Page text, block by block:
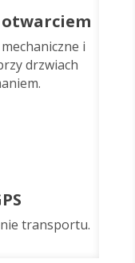
otwarciem
i
drzwiach
transportu.